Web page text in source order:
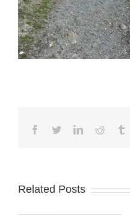
Facebook
TwitterLinkedinReddit
Related Posts